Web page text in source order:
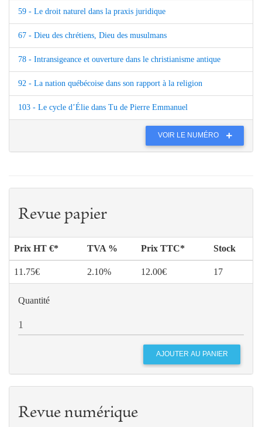
59 - Le droit naturel dans la praxis juridique
67 - Dieu des chrétiens, Dieu des musulmans
78 - Intransigeance et ouverture dans le christianisme antique
92 - La nation québécoise dans son rapport à la religion
103 - Le cycle d’Élie dans Tu de Pierre Emmanuel
VOIR LE NUMÉRO
Revue papier
Prix HT €* TVA % Prix TTC* Stock
11.75€ 2.10% 12.00€ 17
Quantité
Revue numérique